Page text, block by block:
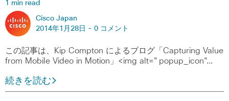
1 min read
Cisco Japan
2014年1月28日 - 0 コメント
この記事は、Kip Compton によるブログ「Capturing Value
from Mobile Video in Motion」<img alt="popup_icon"…
続きを読む